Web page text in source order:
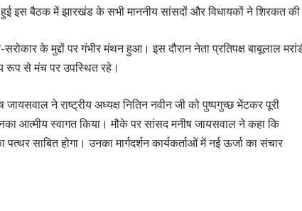
इस बैठक में झारखंड के सभी माननीय सांसदों और विधायकों ने शिरकत
के मुद्दों पर गंभीर मंथन हुआ। इस दौरान नेता प्रतिपक्ष बाबूलाल
रूप से मंच पर उपस्थित रहे।
ने राष्ट्रीय अध्यक्ष नितिन नवीन जी को पुष्पगुच्छ भेंटकर पूरी
आत्मीय स्वागत किया। मौके पर सांसद मनीष जायसवाल ने कहा कि
साबित होगा। उनका मार्गदर्शन कार्यकर्ताओं में नई ऊर्जा का संचार